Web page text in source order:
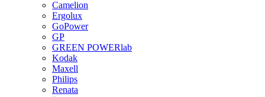
Camelion
Ergolux
GoPower
GP
GREEN POWERlab
Kodak
Maxell
Philips
Renata